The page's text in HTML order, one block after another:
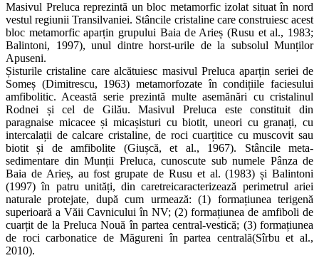
Masivul Preluca reprezintă un bloc metamorfic izolat situat în nord
vestul regiunii Transilvaniei. Stâncile cristaline care construiesc acest
bloc metamorfic aparțin grupului Baia de Arieș (Rusu et al., 1983;
Balintoni, 1997), unul dintre horst-urile de la subsolul Munților
Apuseni.
Șisturile cristaline care alcătuiesc masivul Preluca aparțin seriei de
Someș (Dimitrescu, 1963) metamorfozate în condițiile faciesului
amfibolitic. Această serie prezintă multe asemănări cu cristalinul
Rodnei și cel de Gilău. Masivul Preluca este constituit din
paragnaise micacee și micașisturi cu biotit, uneori cu granați, cu
intercalații de calcare cristaline, de roci cuarțitice cu muscovit sau
biotit și de amfibolite (Giușcă, et al., 1967). Stâncile meta-
sedimentare din Munții Preluca, cunoscute sub numele Pânza de
Baia de Arieș, au fost grupate de Rusu et al. (1983) și Balintoni
(1997) în patru unități, din caretreicaracterizează perimetrul ariei
naturale protejate, după cum urmează: (1) formațiunea terigenă
superioară a Văii Cavnicului în NV; (2) formațiunea de amfiboli de
cuarțit de la Preluca Nouă în partea central-vestică; (3) formațiunea
de roci carbonatice de Măgureni în partea centrală(Sîrbu et al.,
2010).